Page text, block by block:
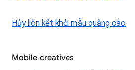
Hủy liên kết khỏi mẫu quảng cáo
Mobile creatives